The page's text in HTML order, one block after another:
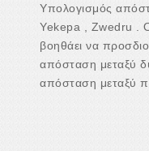
Υπολογισμός
Yekepa , Zwedru .
βοηθάει να
απόσταση μεταξύ
απόσταση μεταξύ